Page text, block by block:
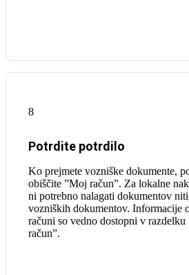
8
Potrdite potrdilo
Ko prejmete vozniške dokumente,
obiščite ”Moj račun”. Za lokalne
ni potrebno nalagati dokumentov
vozniških dokumentov. Informacije
računi so vedno dostopni v
račun”.